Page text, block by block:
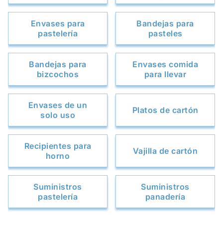
Envases para
pastelería
Bandejas para
pasteles
Bandejas para
bizcochos
Envases comida
para llevar
Envases de un
solo uso
Platos de cartón
Recipientes para
horno
Vajilla de cartón
Suministros
pastelería
Suministros
panadería